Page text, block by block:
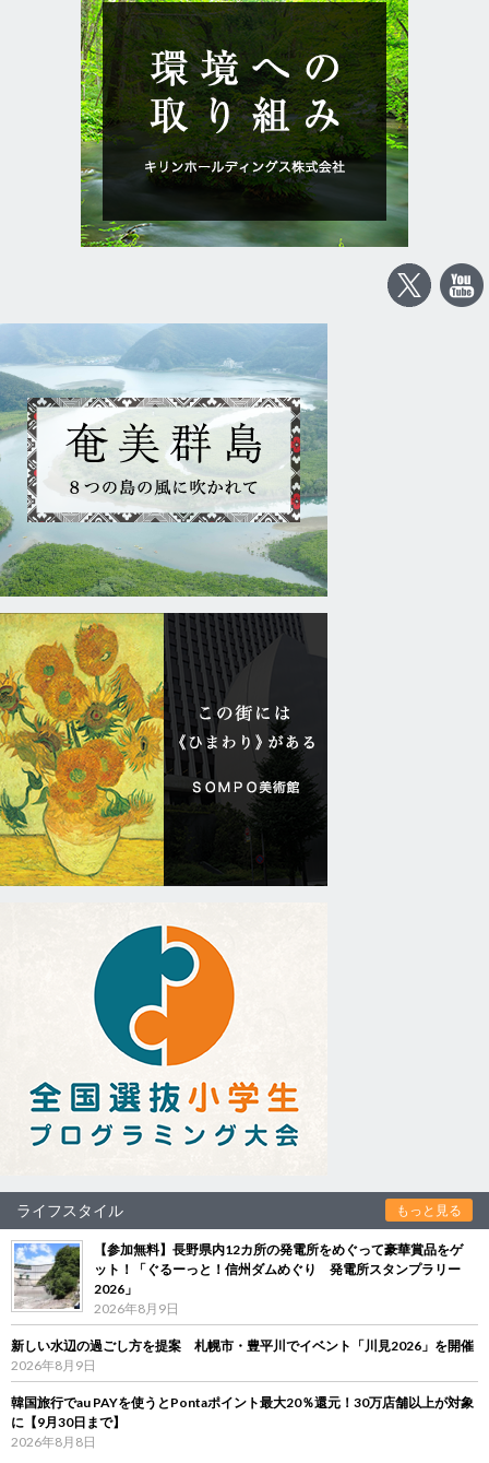
ライフスタイル もっと見る
【参加無料】長野県内12カ所の発電所をめぐって豪華賞品をゲ
ット！「ぐるーっと！信州ダムめぐり 発電所スタンプラリー
2026」
2026年8月9日
新しい水辺の過ごし方を提案 札幌市・豊平川でイベント「川見2026」を開催
2026年8月9日
韓国旅行でau PAYを使うとPontaポイント最大20％還元！30万店舗以上が対象
に【9月30日まで】
2026年8月8日